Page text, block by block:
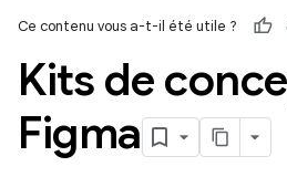
Ce contenu vous a-t-il été utile ?
Kits de
Figma